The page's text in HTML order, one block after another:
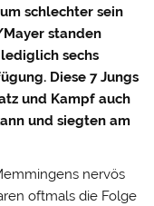
schlechter sein
standen
sechs
Diese 7 Jungs
und Kampf auch
und siegten am
nervös
oftmals die Folge